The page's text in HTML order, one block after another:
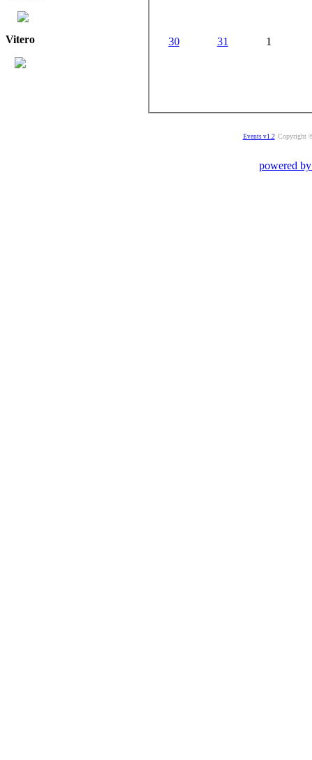
Vitero 30 31 1
Events v1.2 Copyright
powered